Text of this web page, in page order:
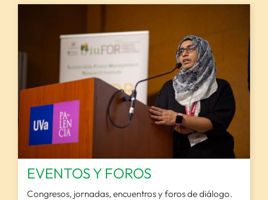
EVENTOS Y FOROS
Congresos, jornadas, encuentros y foros de diálogo.